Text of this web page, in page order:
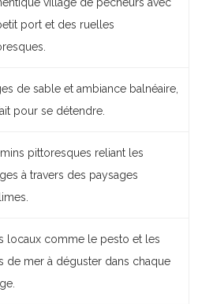
port et des ruelles
de sable et ambiance balnéaire,
pour se détendre.
pittoresques reliant les
à travers des paysages
locaux comme le pesto et les
de mer à déguster dans chaque